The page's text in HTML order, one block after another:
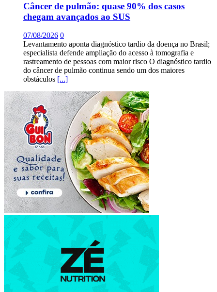
Câncer de pulmão: quase 90% dos casos
chegam avançados ao SUS
07/08/2026 0
Levantamento aponta diagnóstico tardio da doença no Brasil;
especialista defende ampliação do acesso à tomografia e
rastreamento de pessoas com maior risco O diagnóstico tardio
do câncer de pulmão continua sendo um dos maiores
obstáculos [...]